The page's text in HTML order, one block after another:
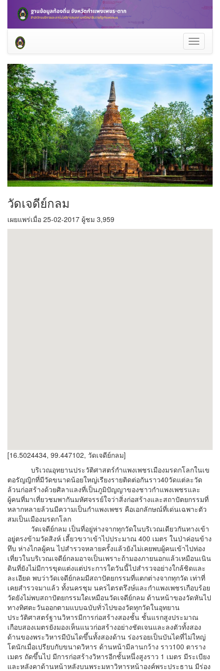
Toggle
วัดเจดีย์กลม
เผยแพร่เมื่อ 25-02-2017 ผู้ชม 3,959
[16.5024434, 99.447102, วัดเจดีย์กลม]
บริเวณอุทยานประวัติศาสตร์กำแพงเพชรเมืองมรดกโลกในเข
ตอรัญญิกที่มีวัดขนาดน้อยใหญ่เรียงรายติดต่อกันราว40วัดแต่ละวัด
ล้วนก่อสร้างด้วยศิลาแลงที่เป็นภูมิปัญญาของชาวกำแพงเพชรและ
ผู้คนที่มาเที่ยวชมพากันมหัศจรรย์ใจว่าสิ่งก่อสร้างและสถาปัตยกรรมที่
หลากหลายล้วนมีความเป็นกำแพงเพชร คือเอกลักษณ์ที่เด่นเฉพาะตัว
สมเป็นเมืองมรดกโลก
วัดเจดีย์กลม เป็นที่อยู่ห่างจากทุกวัดในบริเวณเดียวกันทางเข้า
อยู่ตรงข้ามวัดสิงห์ เลี้ยวขวาเข้าไปประมาณ 400 เมตร ในป่าค่อนข้าง
ทึบ ห่างไกลผู้คน ไปสำรวจหลายครั้งแล้วยังไม่เคยพบผู้คนเข้าไปท่อง
เที่ยวในบริเวณเจดีย์กลมอาจเป็นเพราะถ้ามองภายนอกแล้วเหมือนเนิน
ดินที่ยังไม่มีการขุดแต่งแต่ประการใดวันนี้ไปสำรวจอย่างใกล้ชิดและ
ละเอียด พบว่าวัดเจดีย์กลมมีสถาปัตยกรรมที่แตกต่างจากทุกวัด เท่าที่
เคยสำรวจมาแล้ว ทั้งนครชุม นครไตรตรึงษ์และกำแพงเพชรเกือบร้อย
วัดยังไม่พบสถาปัตยกรรมใดเหมือนวัดเจดีย์กลม ด้านหน้าของวัดหันไป
ทางทิศตะวันออกตามแบบฉบับทั่วไปของวัดทุกวัดในอุทยาน
ประวัติศาสตร์ฐานวิหารมีการก่อสร้างสองชั้น ชั้นแรกสูงประมาณ
เกือบสองเมตรยังมองเห็นแนวก่อสร้างอย่างชัดเจนและลงตัวทั้งสอง
ด้านของพระวิหารมีบันไดขึ้นทั้งสองด้าน ร่องรอยเป็นบันไดที่ไม่ใหญ่
โตนักเมื่อเปรียบกับขนาดวิหาร ด้านหน้ามีลานกว้าง ราว100 ตาราง
เมตร ถัดขึ้นไป มีการก่อสร้างวิหารอีกชั้นหนึ่งสูงราว 1 เมตร มีระเบียง
และหลังคาด้านหน้าหลังบนพระมหาวิหารหน้าองค์พระประธาน มีร่อง